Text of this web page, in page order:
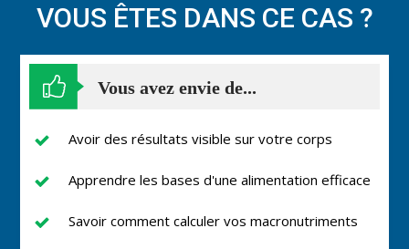
VOUS ÊTES DANS CE CAS ?
Vous avez envie de...
Avoir des résultats visible sur votre corps
Apprendre les bases d'une alimentation efficace
Savoir comment calculer vos macronutriments